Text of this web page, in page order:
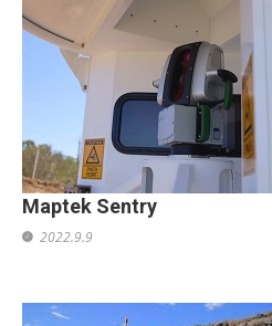
Maptek Sentry
2022.9.9